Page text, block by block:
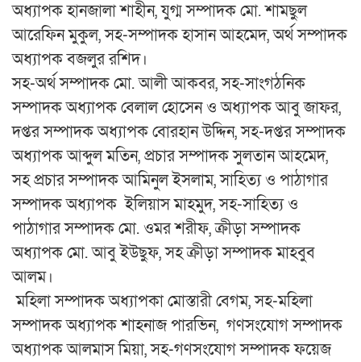
অধ্যাপক হানজালা শাহীন, যুগ্ম সম্পাদক মো. শামছুল
আরেফিন মুকুল, সহ-সম্পাদক হাসান আহমেদ, অর্থ সম্পাদক
অধ্যাপক বজলুর রশিদ।
সহ-অর্থ সম্পাদক মো. আলী আকবর, সহ-সাংগঠনিক
সম্পাদক অধ্যাপক বেলাল হোসেন ও অধ্যাপক আবু জাফর,
দপ্তর সম্পাদক অধ্যাপক বোরহান উদ্দিন, সহ-দপ্তর সম্পাদক
অধ্যাপক আব্দুল মতিন, প্রচার সম্পাদক সুলতান আহমেদ,
সহ প্রচার সম্পাদক আমিনুল ইসলাম, সাহিত্য ও পাঠাগার
সম্পাদক অধ্যাপক ইলিয়াস মাহমুদ, সহ-সাহিত্য ও
পাঠাগার সম্পাদক মো. ওমর শরীফ, ক্রীড়া সম্পাদক
অধ্যাপক মো. আবু ইউছুফ, সহ ক্রীড়া সম্পাদক মাহবুব
আলম।
মহিলা সম্পাদক অধ্যাপকা মোস্তারী বেগম, সহ-মহিলা
সম্পাদক অধ্যাপক শাহনাজ পারভিন, গণসংযোগ সম্পাদক
অধ্যাপক আলমাস মিয়া, সহ-গণসংযোগ সম্পাদক ফয়েজ